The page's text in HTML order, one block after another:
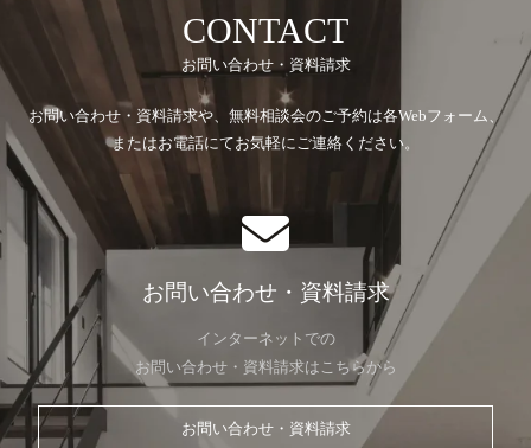
CONTACT
お問い合わせ・資料請求
お問い合わせ・資料請求や、無料相談会のご予約は各Webフォーム、
またはお電話にてお気軽にご連絡ください。
お問い合わせ・資料請求
インターネットでの
お問い合わせ・資料請求はこちらから
お問い合わせ・資料請求